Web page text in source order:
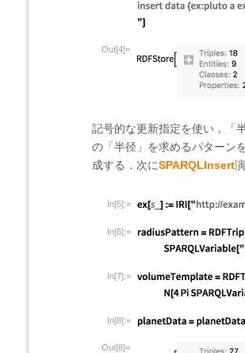
Out[4]=
記号的な更新指定を使い，「
の「半径」を求めるパターン
成する．次にSPARQLInsert
In[5]:=
In[6]:=
In[7]:=
In[8]:=
Out[8]=